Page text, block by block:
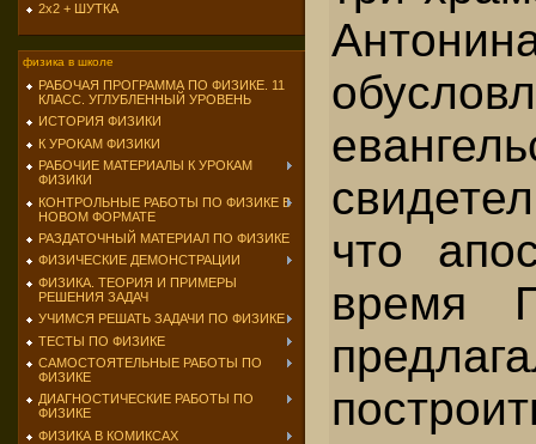
2х2 + ШУТКА
физика в школе
РАБОЧАЯ ПРОГРАММА ПО ФИЗИКЕ. 11
КЛАСС. УГЛУБЛЕННЫЙ УРОВЕНЬ
ИСТОРИЯ ФИЗИКИ
К УРОКАМ ФИЗИКИ
РАБОЧИЕ МАТЕРИАЛЫ К УРОКАМ
ФИЗИКИ
КОНТРОЛЬНЫЕ РАБОТЫ ПО ФИЗИКЕ В
НОВОМ ФОРМАТЕ
РАЗДАТОЧНЫЙ МАТЕРИАЛ ПО ФИЗИКЕ
ФИЗИЧЕСКИЕ ДЕМОНСТРАЦИИ
ФИЗИКА. ТЕОРИЯ И ПРИМЕРЫ
РЕШЕНИЯ ЗАДАЧ
УЧИМСЯ РЕШАТЬ ЗАДАЧИ ПО ФИЗИКЕ
ТЕСТЫ ПО ФИЗИКЕ
САМОСТОЯТЕЛЬНЫЕ РАБОТЫ ПО
ФИЗИКЕ
ДИАГНОСТИЧЕСКИЕ РАБОТЫ ПО
ФИЗИКЕ
ФИЗИКА В КОМИКСАХ
что
время